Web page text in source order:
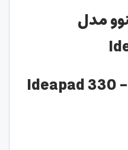
لنوو مدل
مشخصات لپ تاپ Ideapad 330 –